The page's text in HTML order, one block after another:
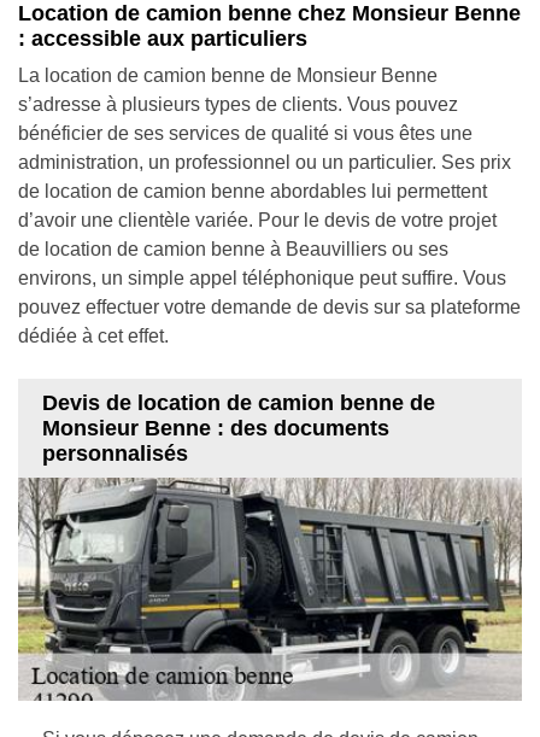
Location de camion benne chez Monsieur Benne
: accessible aux particuliers
La location de camion benne de Monsieur Benne
s’adresse à plusieurs types de clients. Vous pouvez
bénéficier de ses services de qualité si vous êtes une
administration, un professionnel ou un particulier. Ses prix
de location de camion benne abordables lui permettent
d’avoir une clientèle variée. Pour le devis de votre projet
de location de camion benne à Beauvilliers ou ses
environs, un simple appel téléphonique peut suffire. Vous
pouvez effectuer votre demande de devis sur sa plateforme
dédiée à cet effet.
Devis de location de camion benne de
Monsieur Benne : des documents
personnalisés